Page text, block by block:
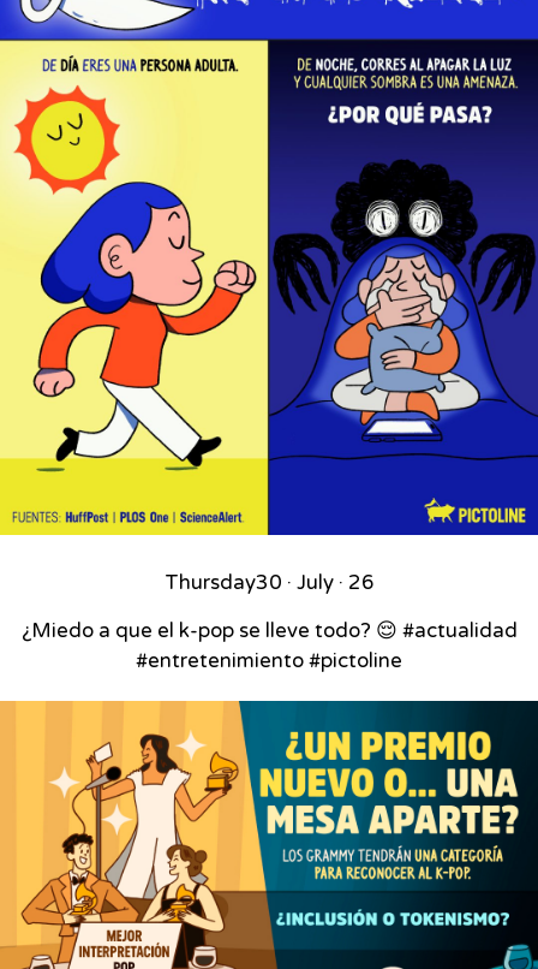
Thursday30 · July · 26
¿Miedo a que el k-pop se lleve todo? 😌 #actualidad
#entretenimiento #pictoline